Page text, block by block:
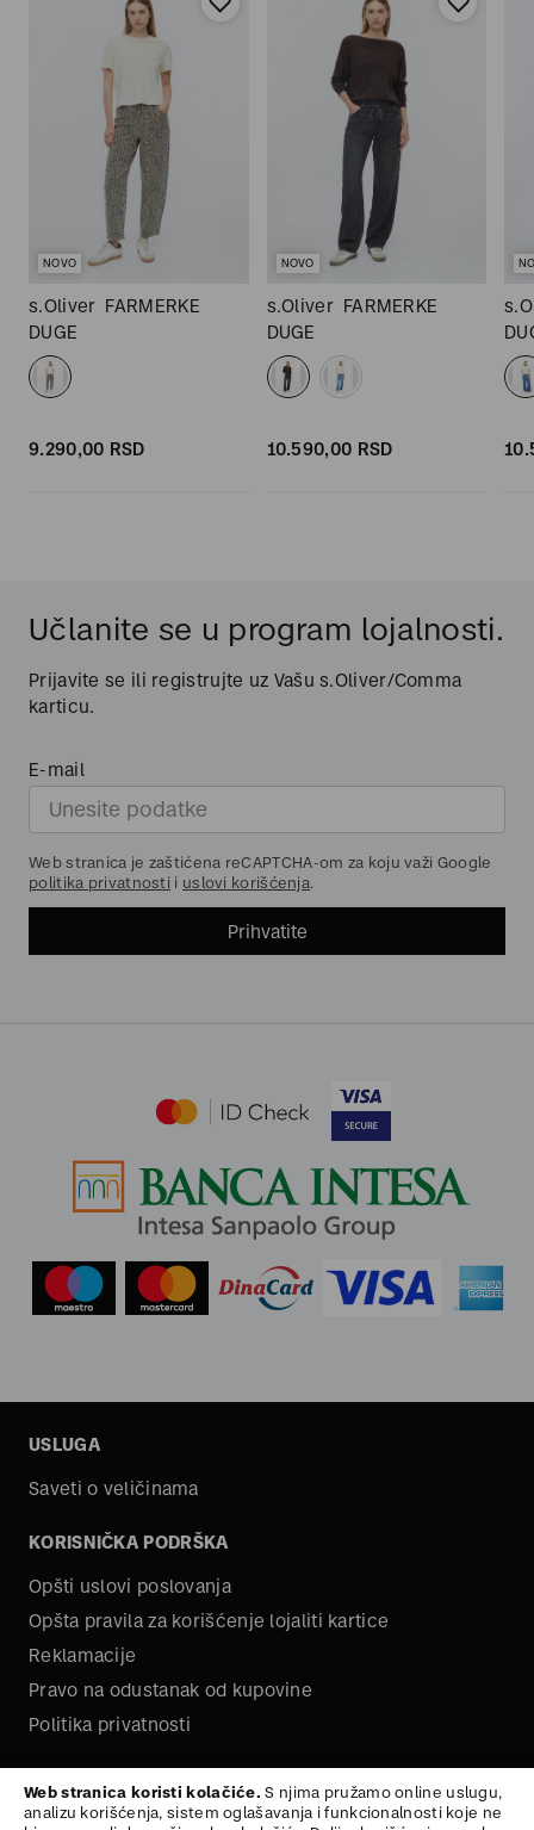
NOVO
s.Oliver FARMERKE
DUGE
9.290,00 RSD
NOVO
s.Oliver FARMERKE
DUGE
10.590,00 RSD
Učlanite se u program lojalnosti.
Prijavite se ili registrujte uz Vašu s.Oliver/Comma
karticu.
E-mail
Web stranica je zaštićena reCAPTCHA-om za koju važi Google
politika privatnosti i uslovi korišćenja.
Prihvatite
USLUGA
Saveti o veličinama
KORISNIČKA PODRŠKA
Opšti uslovi poslovanja
Opšta pravila za korišćenje lojaliti kartice
Reklamacije
Pravo na odustanak od kupovine
Politika privatnosti
Kariera
Web stranica koristi kolačiće. S njima pružamo online uslugu,
analizu korišćenja, sistem oglašavanja i funkcionalnosti koje ne